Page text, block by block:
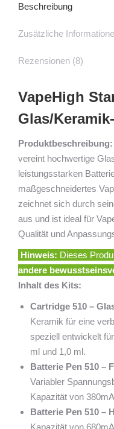
Beschreibung
Zusätzliche
Rezensionen (8)
VapeHigh
Glas/
Produktbeschreibung:
vereint hochwertige
leistungsstarken
maßgeschneidertes
zeichnet sich durch
aus und ist ideal für
Qualität und
Hinweis: Dieses
andere
Inhalt des Kits:
Cartridge 510 –
Keramik für eine
speziell entwickelt
ml und 1,0 ml.
Batterie Pen 510 –
Variabler
Kapazität von
Batterie Pen 510 –
Kapazität von